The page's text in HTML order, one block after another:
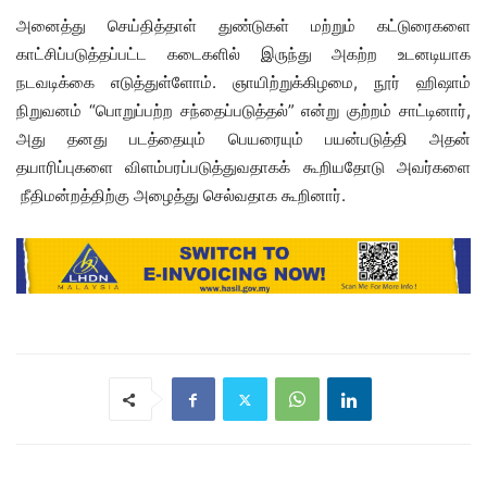
அனைத்து செய்தித்தாள் துண்டுகள் மற்றும் கட்டுரைகளை
காட்சிப்படுத்தப்பட்ட கடைகளில் இருந்து அகற்ற உடனடியாக
நடவடிக்கை எடுத்துள்ளோம். ஞாயிற்றுக்கிழமை, நூர் ஹிஷாம்
நிறுவனம் “பொறுப்பற்ற சந்தைப்படுத்தல்” என்று குற்றம் சாட்டினார்,
அது தனது படத்தையும் பெயரையும் பயன்படுத்தி அதன்
தயாரிப்புகளை விளம்பரப்படுத்துவதாகக் கூறியதோடு அவர்களை
நீதிமன்றத்திற்கு அழைத்து செல்வதாக கூறினார்.